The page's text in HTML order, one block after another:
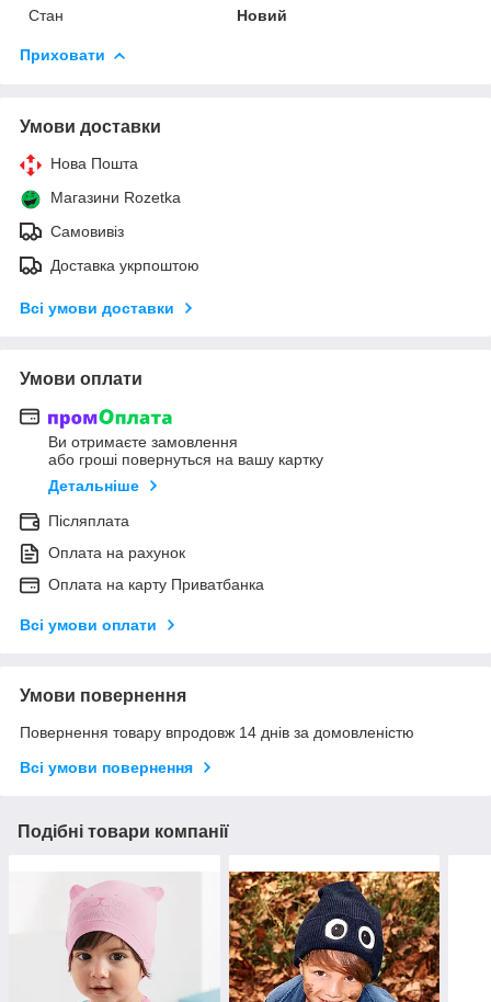
Стан
Новий
Приховати
Умови доставки
Нова Пошта
Магазини Rozetka
Самовивіз
Доставка укрпоштою
Всі умови доставки
Умови оплати
Ви отримаєте замовлення
або гроші повернуться на вашу картку
Детальніше
Післяплата
Оплата на рахунок
Оплата на карту Приватбанка
Всі умови оплати
Умови повернення
Повернення товару впродовж 14 днів за домовленістю
Всі умови повернення
Подібні товари компанії